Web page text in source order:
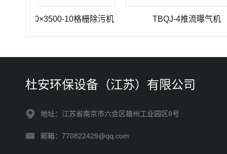
10格栅除污机 TBQJ-4推流曝气机
杜安环保设备（江苏）有限公司
地址：江苏省南京市六合区雄州工业园区8号
邮箱：770822429@qq.com